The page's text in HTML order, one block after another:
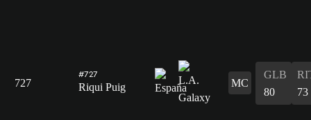
727
#727
Riqui Puig MC
GLB
80
73